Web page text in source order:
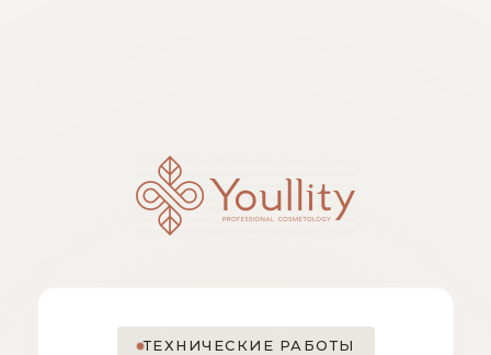
ТЕХНИЧЕСКИЕ РАБОТЫ